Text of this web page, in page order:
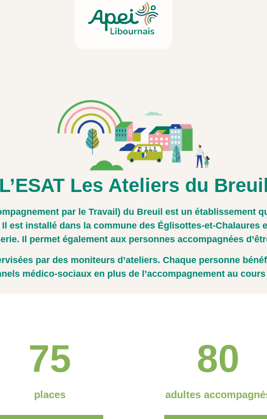
L’ESAT Les Ateliers du Breuil
par le Travail) du Breuil est un établissement
est installé dans la commune des Églisottes-et-Chalaures
Il permet également aux personnes accompagnées
par des moniteurs d’ateliers. Chaque personne
médico-sociaux en plus de l’accompagnement au
75
places
80
adultes